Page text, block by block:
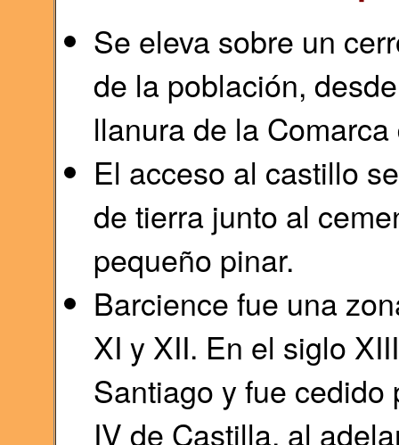
Se eleva sobre un
de la población,
llanura de la
El acceso al castillo
de tierra junto al
pequeño pinar.
Barcience fue una
XI y XII. En el siglo
Santiago y fue
IV de Castilla, al